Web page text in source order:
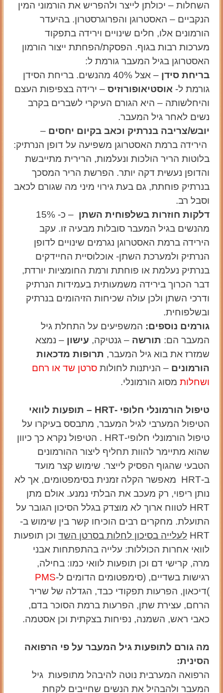
השחלות – יכולתן לייצר ולהפריש את הורמוני המין
הנקביים – האסטרוגן והפרוגרסטרון. בהיעדר
הורמונים אלו, חלים שינויים וירידה בתפקוד
מערכות רבות בגוף. הפסקת/הפחתת ייצור הורמון
האסטרוגן בגיל המעבר גורמת ל:
בריחת סידן
– אצל 40% מהנשים. בריחת הסידן
גורמת ל- אוסטיאופורוזיס – ירידה בצפיפות העצם
והיחלשותה – היא הגורם העיקרי לשברים בקרב
נשים לאחר גיל המעבר.
יובש/צריבה בנרתיק וכאב בקיום יחסים –
הירידה ברמת האסטרוגן משפיעה על דופן הנרתיק:
בלוטות הריר הולכות ונעלמות, הרירית מתייבשת
והדופן נעשית דקה יותר. הפרשת הריר המסכך
בנרתיק פוחתת, גם בעת גירוי מיני מה שגורם לכאב
וסבל רב.
דלקות חוזרות בשלפוחית השתן
– כ- 15%
מהנשים בגיל המעבר סובלות מבעיה זו. עקב
הירידה ברמת האסטרוגן נגרמים שינויים לדופן
הנרתיק ולמערכת השתן- אוכלוסיית החיידקים
בנרתיק נעלמת או פוחתת ורמת החומציות יורדת,
דבר הכרוך בירידה משמעותית בעמידות הנרתיק
ודרכי השתן ולכן עולה שכיחות הזיהומים בנרתיק
ובשלפוחית.
גורמים נוספים: המשפיעים על התחלת גיל
המעבר הם: תורשה – גנטיקה, עישון – נמצא
שמזרז את בוא גיל המעבר, תרופות מדכאות
הורמונים – הניתנות לחולות סרטן שד או רחם
ושחלות מסוג הורמונלי.
טיפול הורמונלי חלופי -HRT – תופעות לוואי
הטיפול המערבי לגיל המעבר, מתבסס בעיקרו על
טיפול הורמונלי חלופי-HRT
. הטיפול נקרא כך כיוון
שהוא מתיימר להוות תחליף ליצור ההורמונים
הטבעי שהגוף הפסיק לייצר. שימוש קצר מועד
ב-HRT מאפשר הקלה זמנית בסימפטומים, אך לא
נותן ריפוי, רק מעכב את הבלתי נמנע. אולם מתן
HRT לטווח ארוך לא מוצדק בגלל הסיכון הגובר על
התועלת. מחקרים רבים הוכיחו קשר בין שימוש ב-
HRT לעלייה בסיכון לחלות בסרטן השד וכן תופעות
לוואי אחרות הכוללות: עלייה בהתפתחות אבני
מרה, קרישי דם וכן תופעות לוואי כמו: בחילה,
רגישות בשדיים, (סימפטומים הדומים ל-PMS
)דיכאון, הפרעות תפקודי כבד, הגדלה של שריר
הרחם, עצירת שתן, הפרעות ברמת הסוכר בדם,
כאבי ראש, השמנה, נפיחות בצקתית וכן אסטמה.
מה גורם לתופעות גיל המעבר על פי הרפואה
הסינית:
הרפואה המערבית נוטה להיבהל מתופעות גיל
המעבר ולהבהיל את הנשים שחייבים לקחת